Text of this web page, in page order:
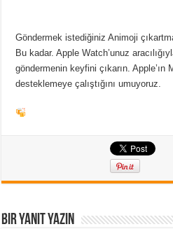
Göndermek istediğiniz Animoji
Bu kadar. Apple Watch’unuz
göndermenin keyfini çıkarın.
desteklemeye çalıştığını umuyoruz.
Bir yanıt yazın